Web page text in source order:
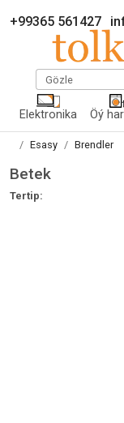
+99365 561427
Gözle
Elektronika Öý
Esasy Brendler
Betek
Tertip: